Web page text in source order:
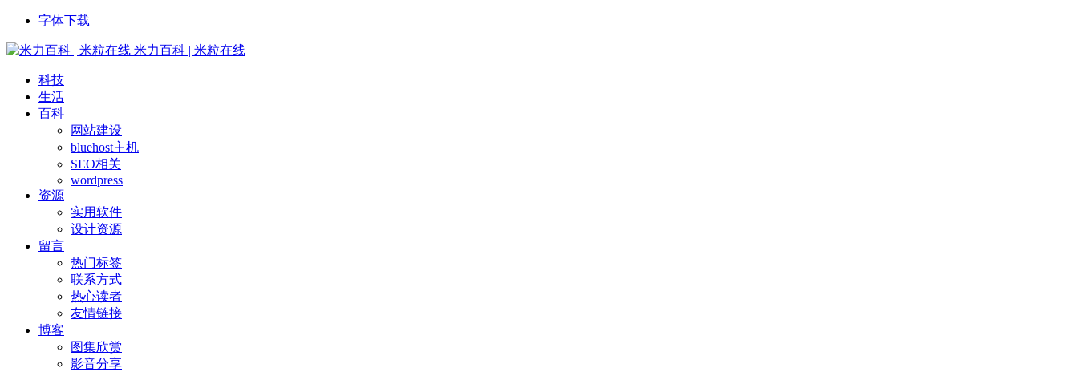
字体下载
米力百科 | 米粒在线
科技
生活
百科
网站建设
bluehost主机
SEO相关
wordpress
资源
实用软件
设计资源
留言
热门标签
联系方式
热心读者
友情链接
博客
图集欣赏
影音分享